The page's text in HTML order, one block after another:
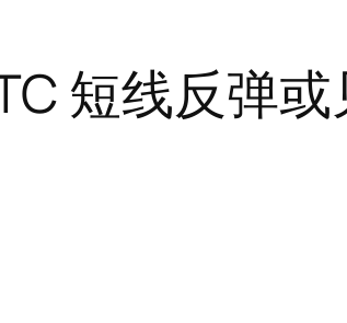
短线反弹